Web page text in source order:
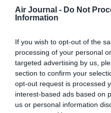
Air Journal - Do Not
Information
If you wish to opt-out of the
processing of your personal
targeted advertising by us,
section to confirm your
opt-out request is processed
interest-based ads based on
us or personal information
Mathématiquesa
19 h 23 sans escale : le
Airlines relie l’Écosse à